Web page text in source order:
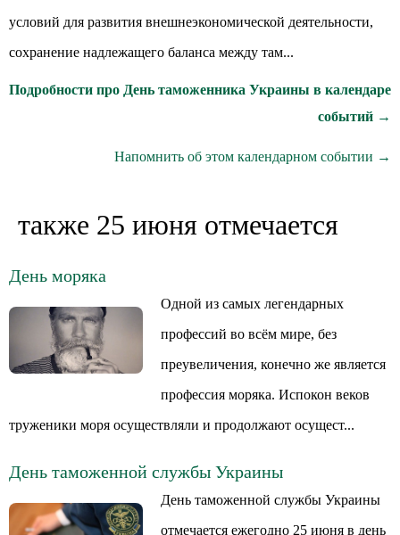
условий для развития внешнеэкономической деятельности,
сохранение надлежащего баланса между там...
Подробности про День таможенника Украины в календаре
событий →
Напомнить об этом календарном событии →
также 25 июня отмечается
День моряка
Одной из самых легендарных
профессий во всём мире, без
преувеличения, конечно же является
профессия моряка. Испокон веков
труженики моря осуществляли и продолжают осущест...
День таможенной службы Украины
День таможенной службы Украины
отмечается ежегодно 25 июня в день